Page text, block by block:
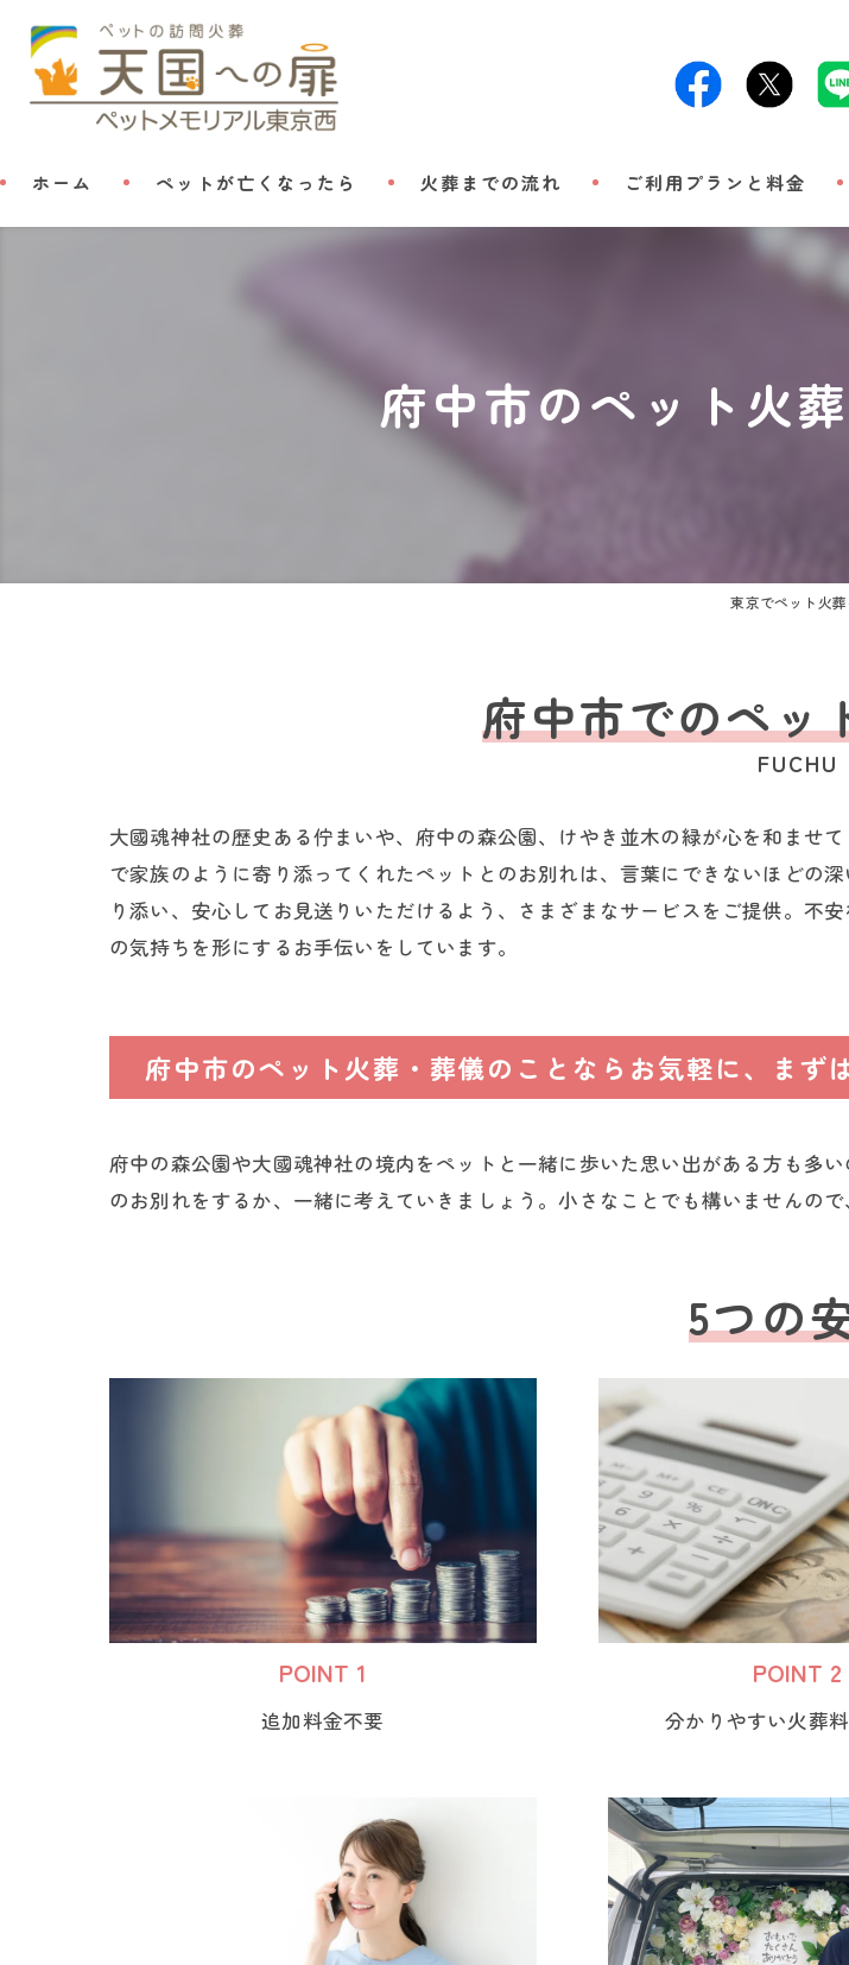
ホーム ペットが亡くなったら 火葬までの流れ ご利用プランと料金
府中市のペット火
東京でペット火
府中市でのペッ
FUCHU
大國魂神社の歴史ある佇まいや、府中の森公園、けやき並木の緑が心を和ませ
で家族のように寄り添ってくれたペットとのお別れは、言葉にできないほどの
り添い、安心してお見送りいただけるよう、さまざまなサービスをご提供。不
の気持ちを形にするお手伝いをしています。
府中市のペット火葬・葬儀のことならお気軽に、まず
府中の森公園や大國魂神社の境内をペットと一緒に歩いた思い出がある方も多
のお別れをするか、一緒に考えていきましょう。小さなことでも構いませんの
5つの
POINT 1
追加料金不要
POINT 2
分かりやすい火葬